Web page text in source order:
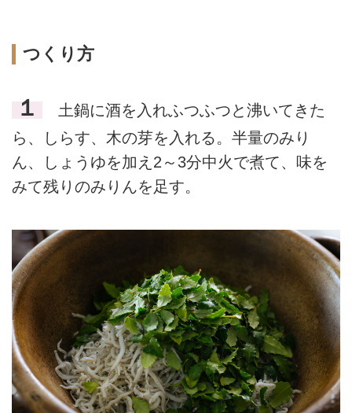
つくり方
１
土鍋に酒を入れふつふつと沸いてきた
ら、しらす、木の芽を入れる。半量のみり
ん、しょうゆを加え2～3分中火で煮て、味を
みて残りのみりんを足す。